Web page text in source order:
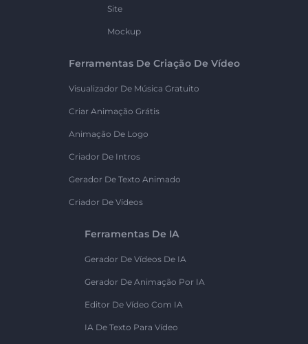
Site
Mockup
Ferramentas De Criação De Vídeo
Visualizador De Música Gratuito
Criar Animação Grátis
Animação De Logo
Criador De Intros
Gerador De Texto Animado
Criador De Vídeos
Ferramentas De IA
Gerador De Vídeos De IA
Gerador De Animação Por IA
Editor De Vídeo Com IA
IA De Texto Para Vídeo